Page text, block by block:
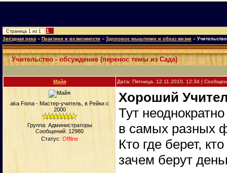
Страница 1 из 1 1
Звёздная река » Практики и возможности » Здоровое мышление и образ жизни »
Учительство - обсуждение (перенос темы из Сада)
Майя Дата: Пятница, 12.11.2010, 12:34 |
aka Fiona - Мастер-учитель, в Рейки с
2000
Группа: Администраторы
Сообщений: 12980
Статус: Offline
Хороший
Тут
в самых разных
Кто где берет,
зачем берут